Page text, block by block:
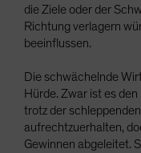
die Ziele oder der
Richtung verlagern
beeinflussen.
Die schwächelnde
Hürde. Zwar ist es
trotz der
aufrechtzuerhalten,
Gewinnen abgeleitet.